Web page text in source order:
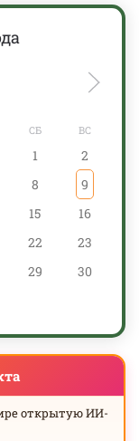
СБ ВС
1
2
8
9
15
16
22
23
29
30
открытую ИИ-